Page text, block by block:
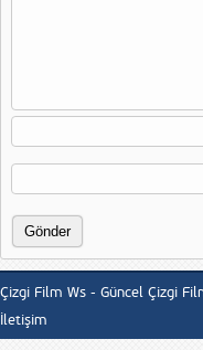
Çizgi Film Ws - Güncel Çizgi
İletişim